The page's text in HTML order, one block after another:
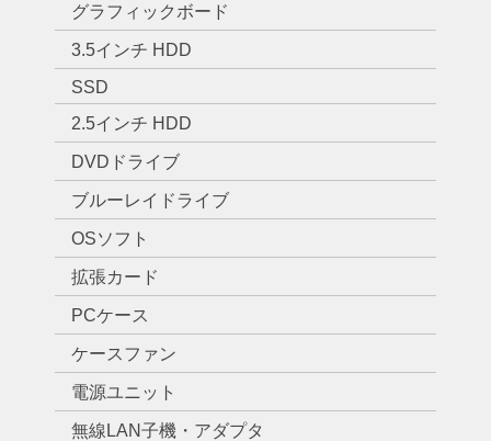
グラフィックボード
3.5インチ HDD
SSD
2.5インチ HDD
DVDドライブ
ブルーレイドライブ
OSソフト
拡張カード
PCケース
ケースファン
電源ユニット
無線LAN子機・アダプタ